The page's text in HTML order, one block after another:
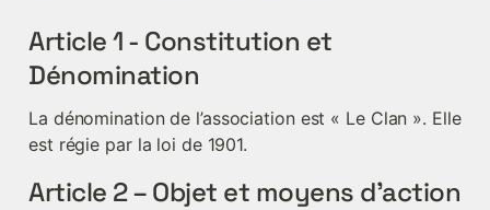
Article 1 - Constitution et
Dénomination
La dénomination de l’association est « Le Clan ». Elle
est régie par la loi de 1901.
Article 2 – Objet et moyens d’action